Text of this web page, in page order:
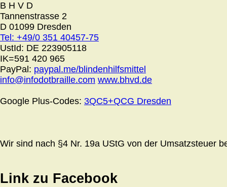
B H V D
Tannenstrasse 2
D 01099 Dresden
Tel: +49/0 351 40457-75
UstId: DE 223905118
IK=591 420 965
PayPal: paypal.me/blindenhilfsmittel
info@infodotbraille.com www.bhvd.de
Google Plus-Codes: 3QC5+QCG Dresden
Wir sind nach §4 Nr. 19a UStG von der Umsatzsteuer
Link zu Facebook